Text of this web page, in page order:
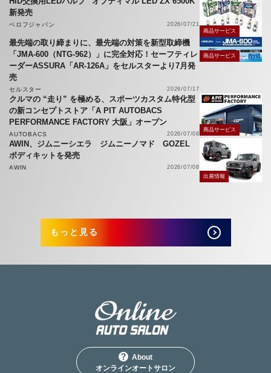
新発売
ベロフジャパン
2026/07/21
商品サービス
最先端の取り締まりに、最先端の対策を新型取締機
「JMA-600（NTG-962）」に完全対応！セーフティレ
ーダーASSURA「AR-126A」をセルスターより7月発
売
セルスター 2026/07/17
商品サービス
クルマの “走り” を極める、スポーツカスタム特化型
の新コンセプトストア「A PIT AUTOBACS
PERFORMANCE FACTORY 大阪」オープン
AUTOBACS 2026/07/08
商品サービス
AWIN、ジムニーシエラ ジムニーノマド GOZEL
ボディキットを発売
AWIN
2026/07/08
出展情報
もっと見る
About
オンラインオートサロン